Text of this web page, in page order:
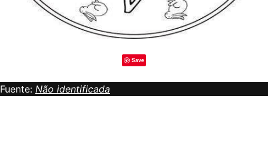
Save
Fuente: Não identificada